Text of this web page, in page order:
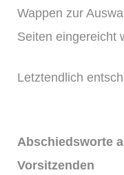
Wappen zur
Seiten eingereicht
Letztendlich
Abschiedsworte
Vorsitzenden